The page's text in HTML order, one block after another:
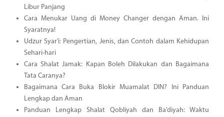
Libur Panjang
Cara Menukar Uang di Money Changer dengan Aman. Ini
Syaratnya!
Udzur Syar’i: Pengertian, Jenis, dan Contoh dalam Kehidupan
Sehari-hari
Cara Shalat Jamak: Kapan Boleh Dilakukan dan Bagaimana
Tata Caranya?
Bagaimana Cara Buka Blokir Muamalat DIN? Ini Panduan
Lengkap dan Aman
Panduan Lengkap Shalat Qobliyah dan Ba’diyah: Waktu